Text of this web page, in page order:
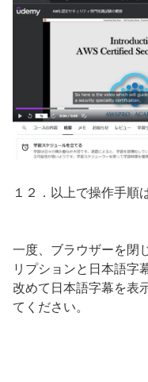
１２．以上で操作手順
一度、ブラウザーを閉
リプションと日本語字
改めて日本語字幕を表
てください。